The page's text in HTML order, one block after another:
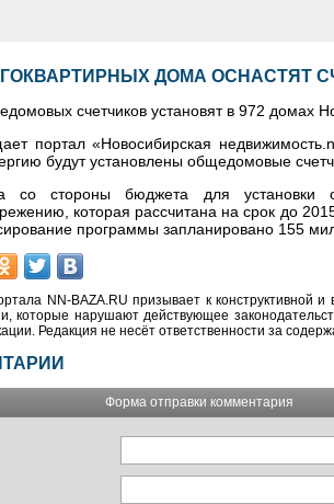
ДОМА ОСНАСТЯТ
счетчиков установят в 972 домах
портал «Новосибирская
будут установлены общедомовые
со стороны бюджета для
которая рассчитана на срок до
программы запланировано 155
NN-BAZA.RU призывает к конструктивной
которые нарушают действующее
Редакция не несёт ответственности за
Форма отправки комментария